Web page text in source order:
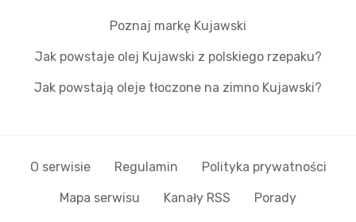
Poznaj markę Kujawski
Jak powstaje olej Kujawski z polskiego rzepaku?
Jak powstają oleje tłoczone na zimno Kujawski?
O serwisie Regulamin Polityka prywatności
Mapa serwisu Kanały RSS Porady